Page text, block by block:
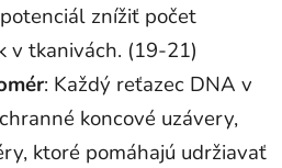
znížiť počet
v tkanivách. (19-21)
: Každý reťazec DNA v
koncové uzávery,
ktoré pomáhajú udržiavať